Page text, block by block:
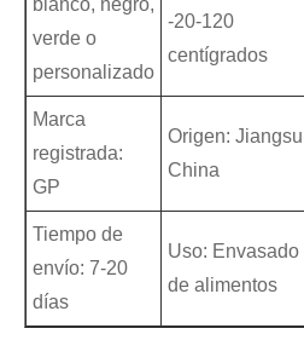
blanco, negro,
verde o
personalizado
-20-120
centígrados
Marca
registrada:
GP
Origen: Jiangsu
China
Tiempo de
envío: 7-20
días
Uso: Envasado
de alimentos